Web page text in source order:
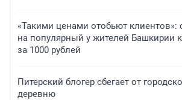
«Такими ценами отобьют
на популярный у жителей Башкирии
за 1000 рублей
Питерский блогер сбегает от
деревню